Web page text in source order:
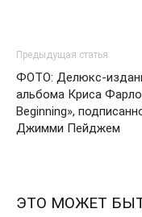
Предыдущая статья
ФОТО: Делюкс-
альбома Крисa
Beginning»,
Джимми Пейджем
ЭТО МОЖЕТ